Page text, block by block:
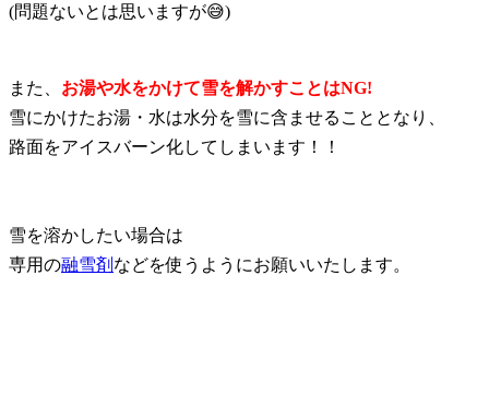
(問題ないとは思いますが😅)
また、 お湯や水をかけて雪を解かすことはNG!
雪にかけたお湯・水は水分を雪に含ませることとなり、
路面をアイスバーン化してしまいます！！
雪を溶かしたい場合は
専用の融雪剤 などを使うようにお願いいたします。